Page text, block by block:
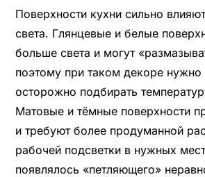
Поверхности кухни сильно
света. Глянцевые и белые
больше света и могут
поэтому при таком декоре нужно
осторожно подбирать
Матовые и тёмные поверхности
и требуют более продуманной
рабочей подсветки в нужных
появлялось «петляющего»